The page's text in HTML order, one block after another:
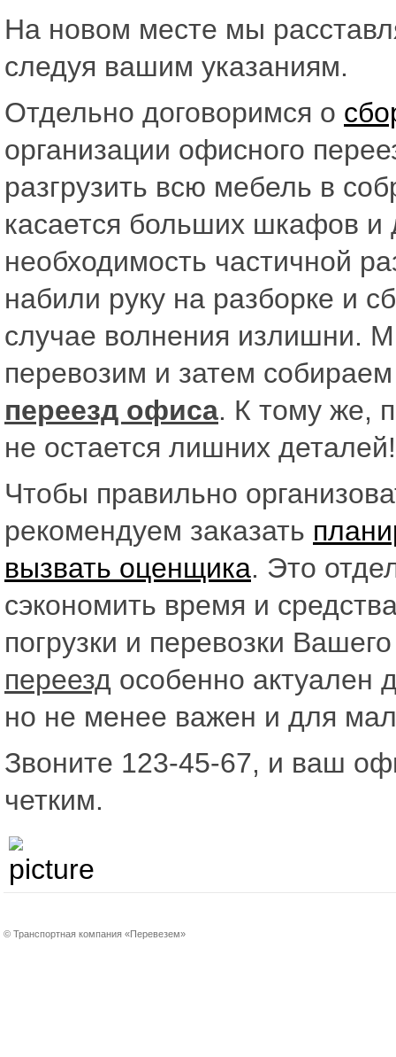
На новом месте мы
следуя вашим указаниям.
Отдельно договоримся о
организации офисного
разгрузить всю мебель в
касается больших шкафов и
необходимость частичной
набили руку на разборке и
случае волнения излишни.
перевозим и затем
переезд офиса. К тому же,
не остается лишних деталей!
Чтобы правильно
рекомендуем заказать
вызвать оценщика. Это
сэкономить время и
погрузки и перевозки
переезд особенно актуален
но не менее важен и для
Звоните 123-45-67, и ваш
четким.
© Транспортная компания «Перевезем»